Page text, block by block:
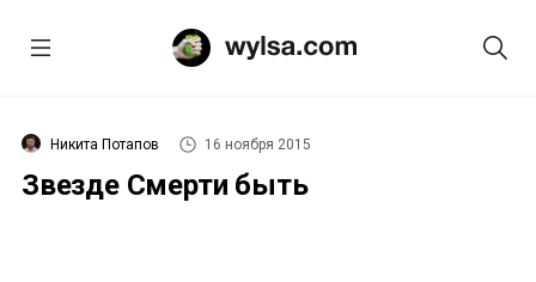
Никита Потапов 16 ноября 2015
Звезде Смерти быть